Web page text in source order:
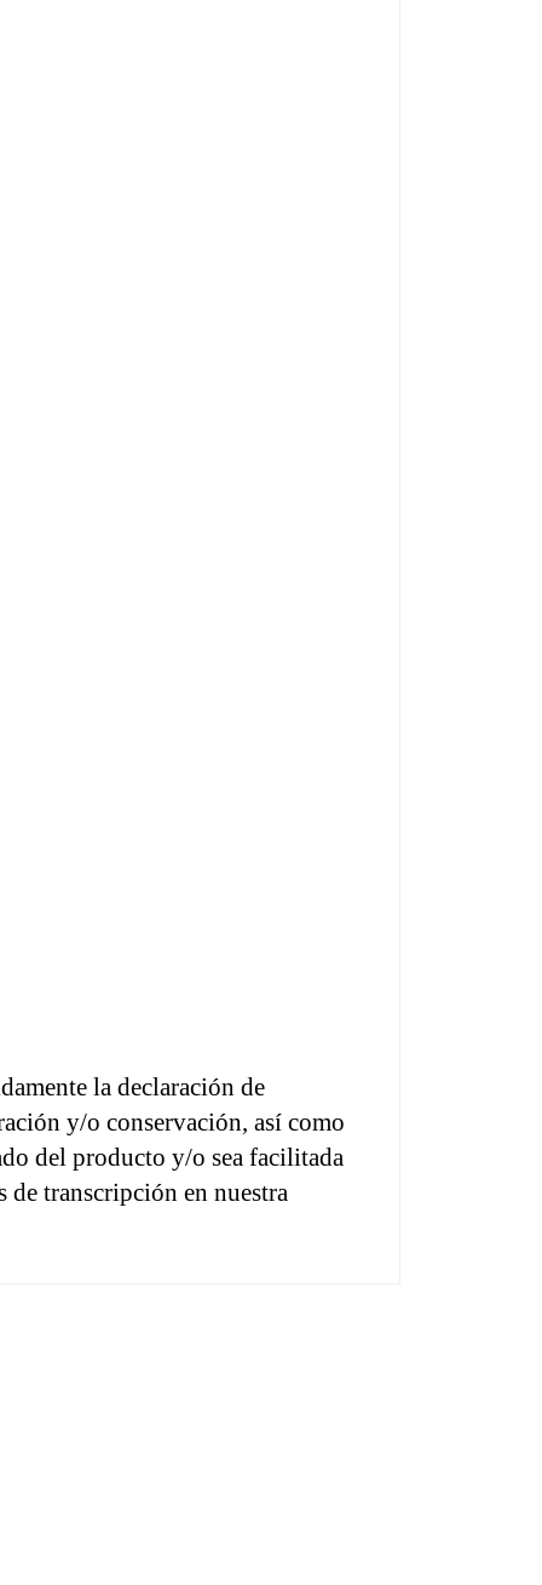
la declaración de
y/o conservación, así como
del producto y/o sea facilitada
transcripción en nuestra